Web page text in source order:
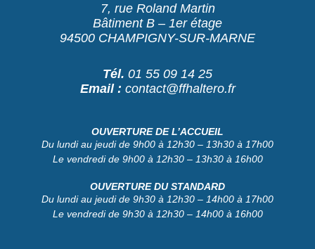
7, rue Roland Martin
Bâtiment B – 1er étage
94500 CHAMPIGNY-SUR-MARNE
Tél. 01 55 09 14 25
Email : contact@ffhaltero.fr
OUVERTURE DE L’ACCUEIL
Du lundi au jeudi de 9h00 à 12h30 – 13h30 à 17h00
Le vendredi de 9h00 à 12h30 – 13h30 à 16h00
OUVERTURE DU STANDARD
Du lundi au jeudi de 9h30 à 12h30 – 14h00 à 17h00
Le vendredi de 9h30 à 12h30 – 14h00 à 16h00